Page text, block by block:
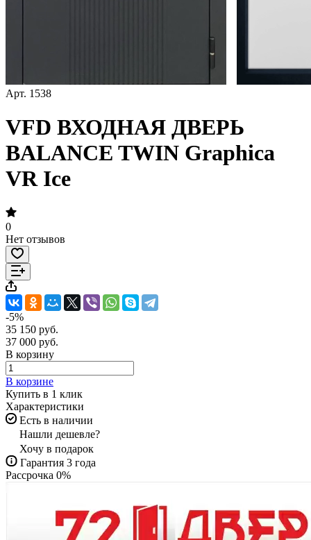
Арт. 1538
VFD ВХОДНАЯ ДВЕРЬ
BALANCE TWIN Graphica
VR Ice
0
Нет отзывов
-5%
35 150 руб.
37 000 руб.
В корзину
В корзине
Купить в 1 клик
Характеристики
Есть в наличии
Нашли дешевле?
Хочу в подарок
Гарантия 3 года
Рассрочка 0%